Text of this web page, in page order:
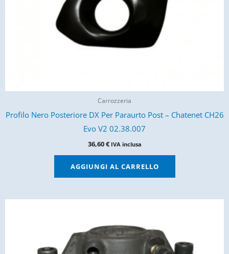
Carrozzeria
Profilo Nero Posteriore DX Per Paraurto Post – Chatenet CH26
Evo V2 02.38.007
36,60€ IVA inclusa
AGGIUNGI AL CARRELLO